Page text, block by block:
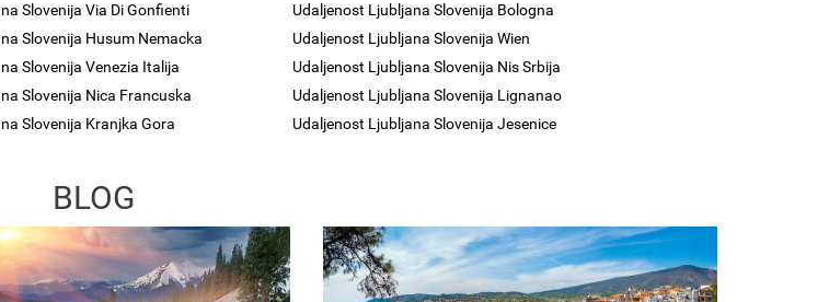
Slovenija Via Di Gonfienti
Udaljenost Ljubljana Slovenija Bologna
Slovenija Husum Nemacka
Udaljenost Ljubljana Slovenija Wien
Slovenija Venezia Italija
Udaljenost Ljubljana Slovenija Nis Srbija
Slovenija Nica Francuska
Udaljenost Ljubljana Slovenija Lignanao
Slovenija Kranjka Gora Udaljenost Ljubljana Slovenija Jesenice
BLOG